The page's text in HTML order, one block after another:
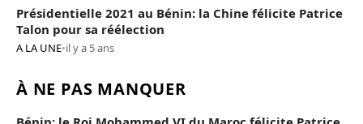
Présidentielle 2021 au Bénin: la Chine félicite Patrice
Talon pour sa réélection
A LA UNE•il y a 5 ans
À NE PAS MANQUER